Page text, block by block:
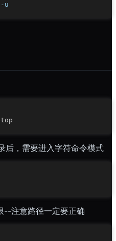
-u
后，需要进入字符命令模式
--注意路径一定要正确